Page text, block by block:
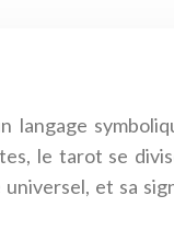
le tarot se
et sa